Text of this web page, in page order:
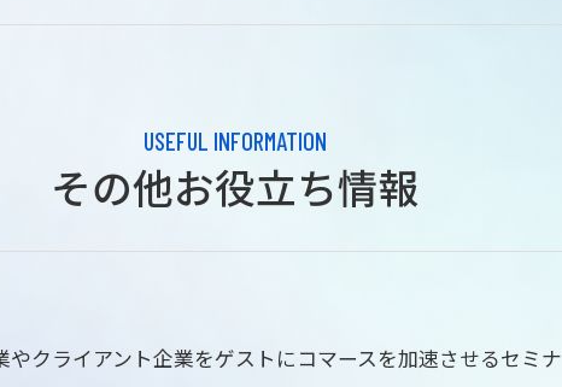
USEFUL INFORMATION
その他お役立ち情報
やクライアント企業をゲストにコマースを加速させるセミナ